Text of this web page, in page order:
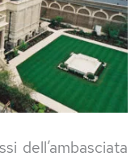
dell’ambasciata